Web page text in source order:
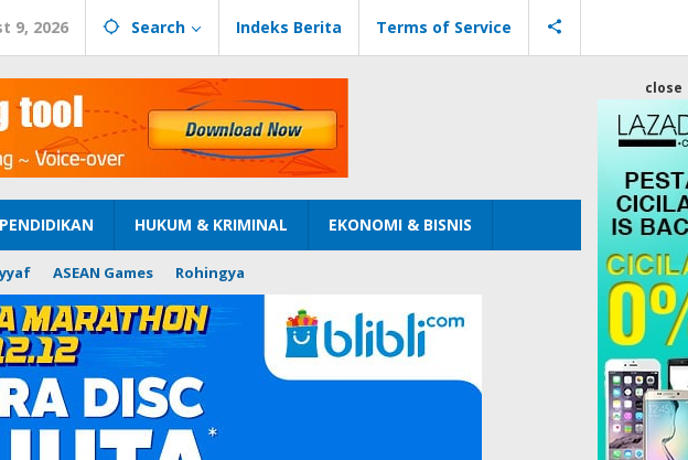
9, 2026 Search Indeks Berita Terms of Service
PENDIDIKAN HUKUM & KRIMINAL EKONOMI & BISNIS
ASEAN Games Rohingya
close